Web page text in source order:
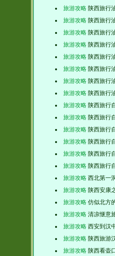
旅游攻略 陕西旅行
旅游攻略 陕西旅行
旅游攻略 陕西旅行
旅游攻略 陕西旅行
旅游攻略 陕西旅行
旅游攻略 陕西旅行
旅游攻略 陕西旅行
旅游攻略 陕西旅行
旅游攻略 陕西旅行
旅游攻略 陕西旅行
旅游攻略 陕西旅行
旅游攻略 陕西旅行
旅游攻略 陕西旅行
旅游攻略 陕西旅行
旅游攻略 西北第一
旅游攻略 陕西安康
旅游攻略 仿似北方
旅游攻略 清凉惬意
旅游攻略 西安到汉
旅游攻略 陕西旅游
旅游攻略 陕西看壶